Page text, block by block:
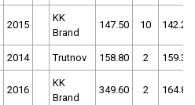
2015
KK
Brand
147.50 10 142.26
2014 Trutnov 158.80 2 159.30
2016
KK
Brand
349.60 2 164.80